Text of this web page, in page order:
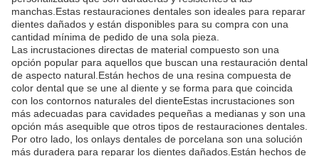
manchas.Estas restauraciones dentales son ideales para reparar
dientes dañados y están disponibles para su compra con una
cantidad mínima de pedido de una sola pieza.
Las incrustaciones directas de material compuesto son una
opción popular para aquellos que buscan una restauración dental
de aspecto natural.Están hechos de una resina compuesta de
color dental que se une al diente y se forma para que coincida
con los contornos naturales del dienteEstas incrustaciones son
más adecuadas para cavidades pequeñas a medianas y son una
opción más asequible que otros tipos de restauraciones dentales.
Por otro lado, los onlays dentales de porcelana son una solución
más duradera para reparar los dientes dañados.Están hechos de